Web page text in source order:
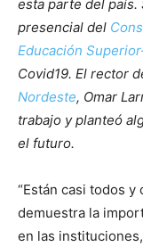
esta parte del país.
presencial del
Educación
Covid19. El rector
Nordeste, Omar
trabajo y planteó
el futuro.
“Están casi todos
demuestra la
en las